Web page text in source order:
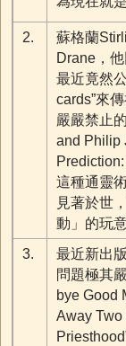
2.
蘇格蘭
Drane，
最近竟然
cards”來
嚴嚴禁止
and Philip
這種通靈
見著於世
動」的玩
3.
最近新出
問題極其
bye Good
Away Two